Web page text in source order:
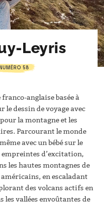
Leyris
NUMÉRO 58
anglaise basée à
le dessin de voyage avec
la montagne et les
Parcourant le monde
avec un bébé sur le
d’excitation,
les hautes montagnes de
en escaladant
des volcans actifs en
les vallées envoûtantes de